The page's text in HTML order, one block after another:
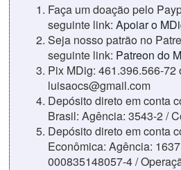
Faça um doação pelo
seguinte link: Apoiar o
Seja nosso patrão no
seguinte link: Patreon do
Pix MDig: 461.396.566-72
luisaocs@gmail.com
Depósito direto em conta
Brasil: Agência: 3543-2 /
Depósito direto em conta
Econômica: Agência:
000835148057-4 /